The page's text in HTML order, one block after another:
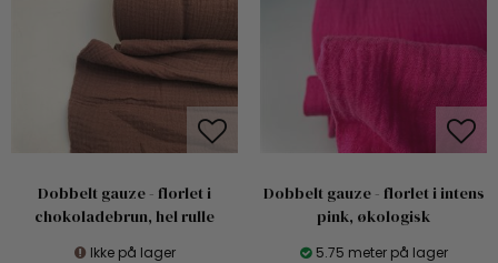
Dobbelt gauze - florlet i
chokoladebrun, hel rulle
Ikke på lager
Dobbelt gauze - florlet i intens
pink, økologisk
5.75 meter på lager